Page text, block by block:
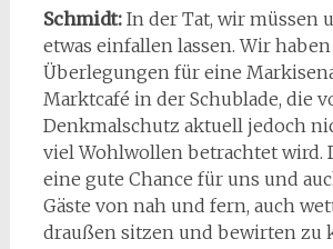
Schmidt: In der Tat, wir müssen
etwas einfallen lassen. Wir
Überlegungen für eine
Marktcafé in der Schublade, die
Denkmalschutz aktuell jedoch
viel Wohlwollen betrachtet wird.
eine gute Chance für uns und
Gäste von nah und fern, auch
draußen sitzen und bewirten zu